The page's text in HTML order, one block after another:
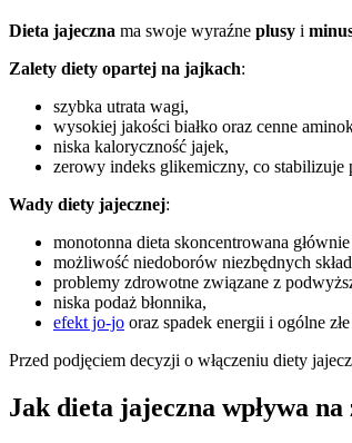
Dieta jajeczna ma swoje wyraźne plusy i
Zalety diety opartej na jajkach:
szybka utrata wagi,
wysokiej jakości białko oraz cenne
niska kaloryczność jajek,
zerowy indeks glikemiczny, co
Wady diety jajecznej:
monotonna dieta skoncentrowana
możliwość niedoborów niezbędnych
problemy zdrowotne związane z
niska podaż błonnika,
efekt jo-jo oraz spadek energii i ogólne
Przed podjęciem decyzji o włączeniu diety
Jak dieta jajeczna wpływa